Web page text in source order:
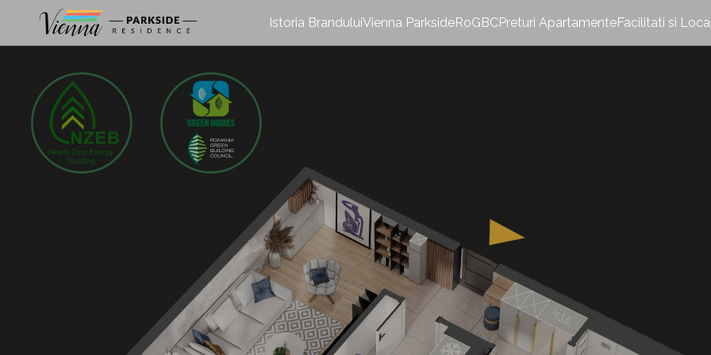
Istoria BranduluiVienna ParksideRoGBCPreturi ApartamenteFacilitati si